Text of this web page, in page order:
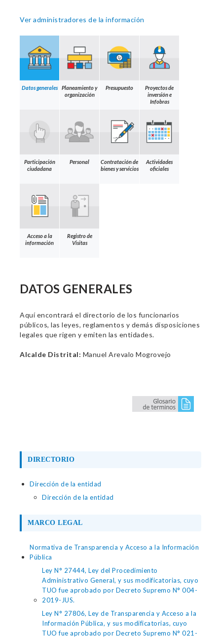
Ver administradores de la información
Datos generales
Planeamiento y
organización
Presupuesto
Proyectos de
inversión e
Infobras
Participación
ciudadana
Personal
Contratación de
bienes y servicios
Actividades
oficiales
Acceso a la
información
Registro de
Visitas
DATOS GENERALES
Aquí encontrará el directorio de los funcionarios
públicos, las leyes, reglamentos y demás disposiciones
legales que rigen y emiten las entidades.
Alcalde Distrital: Manuel Arevalo Mogrovejo
DIRECTORIO
Dirección de la entidad
Dirección de la entidad
MARCO LEGAL
Normativa de Transparencia y Acceso a la Información
Pública
Ley N° 27444, Ley del Procedimiento
Administrativo General, y sus modificatorias, cuyo
TUO fue aprobado por Decreto Supremo N° 004-
2019-JUS.
Ley N° 27806, Ley de Transparencia y Acceso a la
Información Pública, y sus modificatorias, cuyo
TUO fue aprobado por Decreto Supremo N° 021-